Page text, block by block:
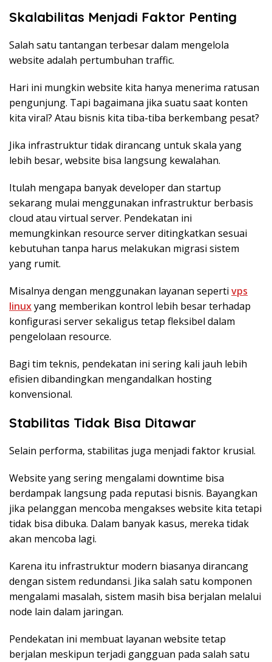
Skalabilitas Menjadi Faktor Penting
Salah satu tantangan terbesar dalam mengelola
website adalah pertumbuhan traffic.
Hari ini mungkin website kita hanya menerima ratusan
pengunjung. Tapi bagaimana jika suatu saat konten
kita viral? Atau bisnis kita tiba-tiba berkembang pesat?
Jika infrastruktur tidak dirancang untuk skala yang
lebih besar, website bisa langsung kewalahan.
Itulah mengapa banyak developer dan startup
sekarang mulai menggunakan infrastruktur berbasis
cloud atau virtual server. Pendekatan ini
memungkinkan resource server ditingkatkan sesuai
kebutuhan tanpa harus melakukan migrasi sistem
yang rumit.
Misalnya dengan menggunakan layanan seperti vps
linuxyang memberikan kontrol lebih besar terhadap
konfigurasi server sekaligus tetap fleksibel dalam
pengelolaan resource.
Bagi tim teknis, pendekatan ini sering kali jauh lebih
efisien dibandingkan mengandalkan hosting
konvensional.
Stabilitas Tidak Bisa Ditawar
Selain performa, stabilitas juga menjadi faktor krusial.
Website yang sering mengalami downtime bisa
berdampak langsung pada reputasi bisnis. Bayangkan
jika pelanggan mencoba mengakses website kita tetapi
tidak bisa dibuka. Dalam banyak kasus, mereka tidak
akan mencoba lagi.
Karena itu infrastruktur modern biasanya dirancang
dengan sistem redundansi. Jika salah satu komponen
mengalami masalah, sistem masih bisa berjalan melalui
node lain dalam jaringan.
Pendekatan ini membuat layanan website tetap
berjalan meskipun terjadi gangguan pada salah satu